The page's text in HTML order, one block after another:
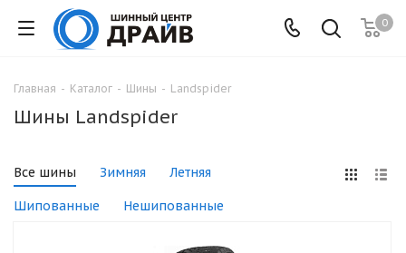
0
Главная - Каталог - Шины - Landspider
Шины Landspider
Все шины Зимняя Летняя
Шипованные Нешипованные